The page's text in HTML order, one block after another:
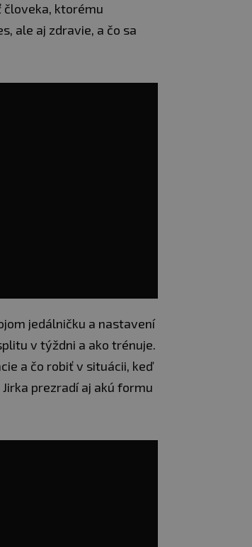
človeka, ktorému
ale aj zdravie, a čo sa
jedálničku a nastavení
v týždni a ako trénuje.
a čo robiť v situácii, keď
prezradí aj akú formu